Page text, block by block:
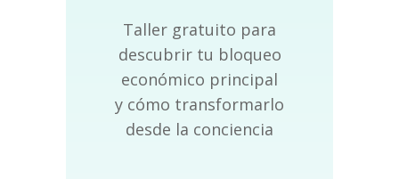
Taller gratuito para
descubrir tu bloqueo
económico principal
y cómo transformarlo
desde la conciencia